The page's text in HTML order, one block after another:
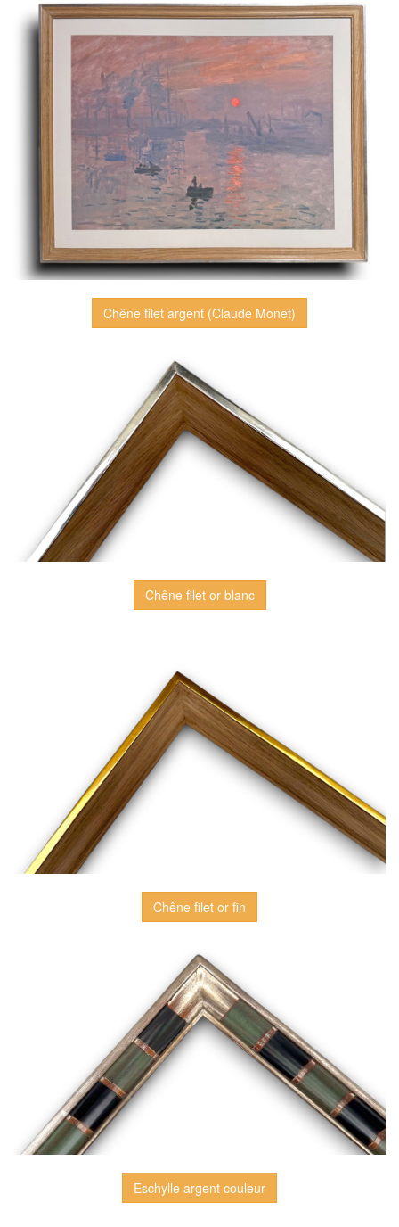
Chêne filet argent (Claude Monet)
Chêne filet or blanc
Chêne filet or fin
Eschylle argent couleur